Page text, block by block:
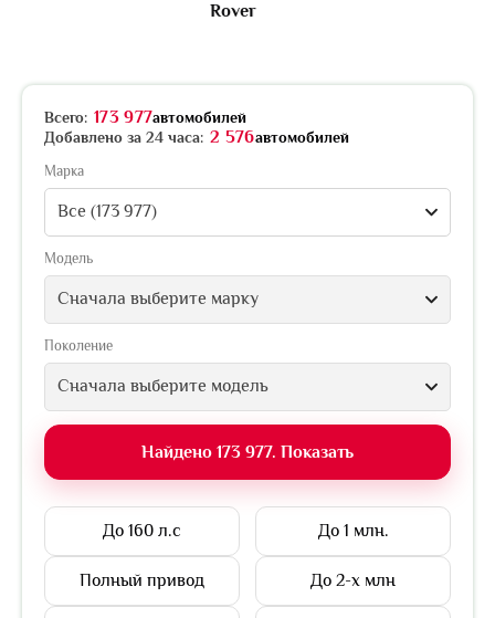
Всего: 173 977автомобилей
Добавлено за 24 часа: 2 576автомобилей
Марка
Все (173 977)
Модель
Сначала выберите марку
Поколение
Сначала выберите модель
Найдено 173 977. Показать
До 160 л.с
Полный привод
До 1 млн.
До 2-х млн